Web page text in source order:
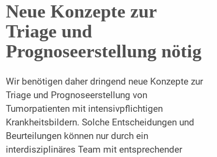
Neue Konzepte zur
Triage und
Prognoseerstellung nötig
Wir benötigen daher dringend neue Konzepte zur
Triage und Prognoseerstellung von
Tumorpatienten mit intensivpflichtigen
Krankheitsbildern. Solche Entscheidungen und
Beurteilungen können nur durch ein
interdisziplinäres Team mit entsprechender